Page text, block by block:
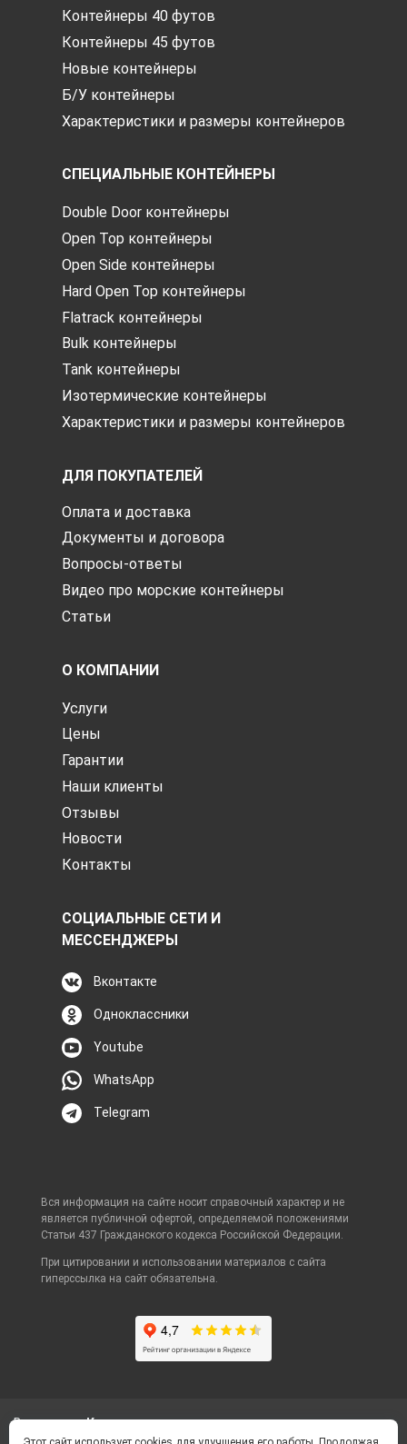
Контейнеры 40 футов
Контейнеры 45 футов
Новые контейнеры
Б/У контейнеры
Характеристики и размеры контейнеров
СПЕЦИАЛЬНЫЕ КОНТЕЙНЕРЫ
Double Door контейнеры
Open Top контейнеры
Open Side контейнеры
Hard Open Top контейнеры
Flatrack контейнеры
Bulk контейнеры
Tank контейнеры
Изотермические контейнеры
Характеристики и размеры контейнеров
ДЛЯ ПОКУПАТЕЛЕЙ
Оплата и доставка
Документы и договора
Вопросы-ответы
Видео про морские контейнеры
Статьи
О КОМПАНИИ
Услуги
Цены
Гарантии
Наши клиенты
Отзывы
Новости
Контакты
СОЦИАЛЬНЫЕ СЕТИ И
МЕССЕНДЖЕРЫ
Вконтакте
Одноклассники
Youtube
WhatsApp
Telegram
Вся информация на сайте носит справочный характер и не
является публичной офертой, определяемой положениями
Статьи 437 Гражданского кодекса Российской Федерации.
При цитировании и использовании материалов с сайта
гиперссылка на сайт обязательна.
Ваш город Корсаков